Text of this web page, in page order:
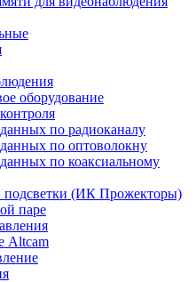
оборудование
по радиоканалу
по оптоволокну
по коаксиальному
подсветки (ИК Прожекторы)
паре
Altcam